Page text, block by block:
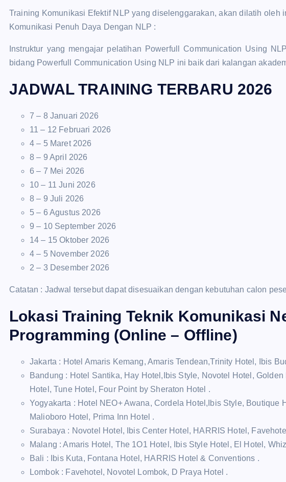
Training Komunikasi Efektif NLP yang diselenggarakan, akan dilatih oleh
Komunikasi Penuh Daya Dengan NLP :
Instruktur yang mengajar pelatihan Powerfull Communication Using
bidang Powerfull Communication Using NLP ini baik dari kalangan
JADWAL TRAINING TERBARU 2026
7 – 8 Januari 2026
11 – 12 Februari 2026
4 – 5 Maret 2026
8 – 9 April 2026
6 – 7 Mei 2026
10 – 11 Juni 2026
8 – 9 Juli 2026
5 – 6 Agustus 2026
9 – 10 September 2026
14 – 15 Oktober 2026
4 – 5 November 2026
2 – 3 Desember 2026
Catatan : Jadwal tersebut dapat disesuaikan dengan kebutuhan calon
Lokasi Training Teknik Komunikasi
Programming (Online – Offline)
Jakarta : Hotel Amaris Kemang, Amaris Tendean,Trinity Hotel, Ibis
Bandung : Hotel Santika, Hay Hotel,Ibis Style, Novotel Hotel,
Hotel, Tune Hotel, Four Point by Sheraton Hotel .
Yogyakarta : Hotel NEO+ Awana, Cordela Hotel,Ibis Style, Boutique
Malioboro Hotel, Prima Inn Hotel .
Surabaya : Novotel Hotel, Ibis Center Hotel, HARRIS Hotel,
Malang : Amaris Hotel, The 1O1 Hotel, Ibis Style Hotel, El Hotel,
Bali : Ibis Kuta, Fontana Hotel, HARRIS Hotel & Conventions .
Lombok : Favehotel, Novotel Lombok, D Praya Hotel .